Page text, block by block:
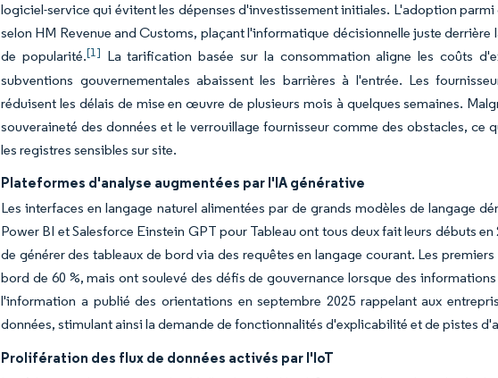
logiciel-service qui évitent les dépenses d'investissement initiales. L'adoption parmi
selon HM Revenue and Customs, plaçant l'informatique décisionnelle juste
de popularité.[1] La tarification basée sur la consommation aligne les coûts
subventions gouvernementales abaissent les barrières à l'entrée. Les
réduisent les délais de mise en œuvre de plusieurs mois à quelques semaines.
souveraineté des données et le verrouillage fournisseur comme des obstacles,
les registres sensibles sur site.
Plateformes d'analyse augmentées par l'IA générative
Les interfaces en langage naturel alimentées par de grands modèles de langage
Power BI et Salesforce Einstein GPT pour Tableau ont tous deux fait leurs débuts
de générer des tableaux de bord via des requêtes en langage courant. Les
bord de 60 %, mais ont soulevé des défis de gouvernance lorsque des
l'information a publié des orientations en septembre 2025 rappelant aux
données, stimulant ainsi la demande de fonctionnalités d'explicabilité et de pistes
Prolifération des flux de données activés par l'IoT